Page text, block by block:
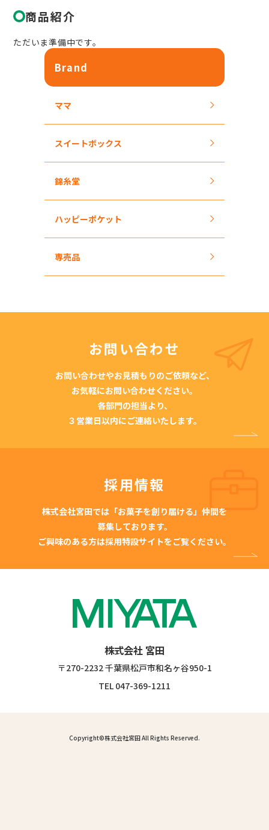
商品紹介
ただいま準備中です。
Brand
ママ
スイートボックス
錦糸堂
ハッピーポケット
専売品
お問い合わせ
お問い合わせやお見積もりのご依頼など、
お気軽にお問い合わせください。
各部門の担当より、
３営業日以内にご連絡いたします。
採用情報
株式会社宮田では「お菓子を創り届ける」仲間を
募集しております。
ご興味のある方は採用特設サイトをご覧ください。
株式会社 宮田
〒270-2232 千葉県松戸市和名ヶ谷950-1
TEL 047-369-1211
Copyright©株式会社宮田All Rights Reserved.